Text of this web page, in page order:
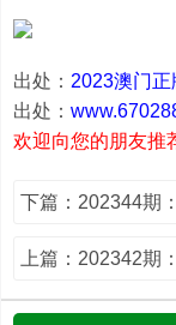
出处： 2023澳门正
出处：
欢迎向您的朋友推
下篇：202344期
上篇：202342期